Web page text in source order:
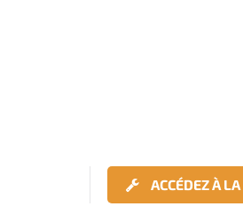
ACCÉDEZ À